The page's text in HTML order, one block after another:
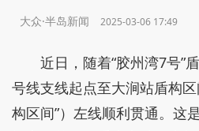
大众·半岛新闻 2025-03-06 17:49
近日，随着“胶州湾7号”
号线支线起点至大涧站盾构
构区间”）左线顺利贯通。这